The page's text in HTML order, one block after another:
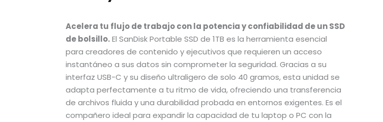
Acelera tu flujo de trabajo con la potencia y confiabilidad de un SSD
de bolsillo.El SanDisk Portable SSD de 1TB es la herramienta esencial
para creadores de contenido y ejecutivos que requieren un acceso
instantáneo a sus datos sin comprometer la seguridad. Gracias a su
interfaz USB-C y su diseño ultraligero de solo 40 gramos, esta unidad se
adapta perfectamente a tu ritmo de vida, ofreciendo una transferencia
de archivos fluida y una durabilidad probada en entornos exigentes. Es el
compañero ideal para expandir la capacidad de tu laptop o PC con la